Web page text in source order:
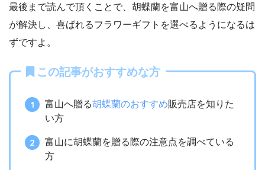
最後まで読んで頂くことで、胡蝶蘭を富山へ贈る際の疑問
が解決し、喜ばれるフラワーギフトを選べるようになるは
ずですよ。
この記事がおすすめな方
富山へ贈る胡蝶蘭のおすすめ販売店を知りた
い方
富山に胡蝶蘭を贈る際の注意点を調べている
方